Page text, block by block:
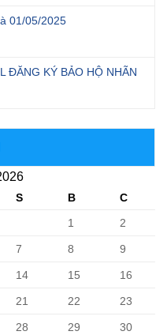
01/05/2025
ĐĂNG KÝ BẢO HỘ NHÃN
S B
C
1
2
7 8 9
14 15 16
21 22 23
28 29 30